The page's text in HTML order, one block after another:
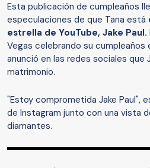
Esta publicación de cumpleaños
especulaciones de que Tana está
estrella de YouTube, Jake Paul.
Vegas celebrando su cumpleaños
anunció en las redes sociales que
matrimonio.
"Estoy comprometida Jake Paul",
de Instagram junto con una vista
diamantes.